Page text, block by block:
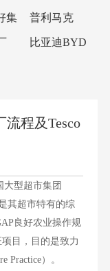
集
普利马克
Primark验厂
比亚迪BYD
流程及Tesco
型超市集团
其超市特有的综
良好农业操作规
目，目的是致力
Practice）。